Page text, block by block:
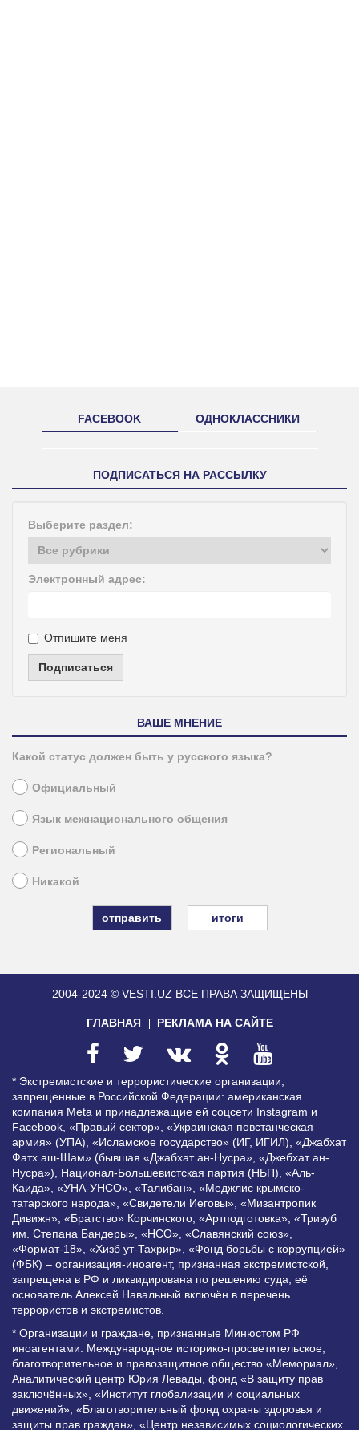
FACEBOOK ОДНОКЛАССНИКИ
ПОДПИСАТЬСЯ НА РАССЫЛКУ
Выберите раздел:
Электронный адрес:
Отпишите меня
Подписаться
ВАШЕ МНЕНИЕ
Какой статус должен быть у русского языка?
Официальный
Язык межнационального общения
Региональный
Никакой
итоги
2004-2024 © VESTI.UZ ВСЕ ПРАВА ЗАЩИЩЕНЫ
ГЛАВНАЯ РЕКЛАМА НА САЙТЕ
* Экстремистские и террористические организации,
запрещенные в Российской Федерации: американская
компания Meta и принадлежащие ей соцсети Instagram и
Facebook, «Правый сектор», «Украинская повстанческая
армия» (УПА), «Исламское государство» (ИГ, ИГИЛ), «Джабхат
Фатх аш-Шам» (бывшая «Джабхат ан-Нусра», «Джебхат ан-
Нусра»), Национал-Большевистская партия (НБП), «Аль-
Каида», «УНА-УНСО», «Талибан», «Меджлис крымско-
татарского народа», «Свидетели Иеговы», «Мизантропик
Дивижн», «Братство» Корчинского, «Артподготовка», «Тризуб
им. Степана Бандеры», «НСО», «Славянский союз»,
«Формат-18», «Хизб ут-Тахрир», «Фонд борьбы с коррупцией»
(ФБК) – организация-иноагент, признанная экстремистской,
запрещена в РФ и ликвидирована по решению суда; её
основатель Алексей Навальный включён в перечень
террористов и экстремистов.
* Организации и граждане, признанные Минюстом РФ
иноагентами: Международное историко-просветительское,
благотворительное и правозащитное общество «Мемориал»,
Аналитический центр Юрия Левады, фонд «В защиту прав
заключённых», «Институт глобализации и социальных
движений», «Благотворительный фонд охраны здоровья и
защиты прав граждан», «Центр независимых социологических